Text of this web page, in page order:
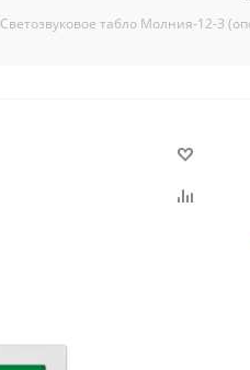
Светозвуковое табло Молния-12-З